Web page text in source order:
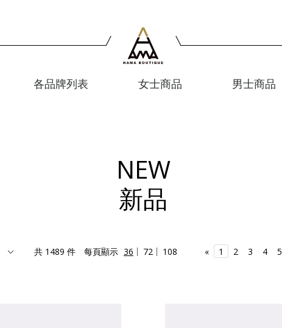
各品牌列表 女士商品 男士商品
NEW
新品
共 1489 件 每頁顯示 36 72 108 « 1 2 3 4 5